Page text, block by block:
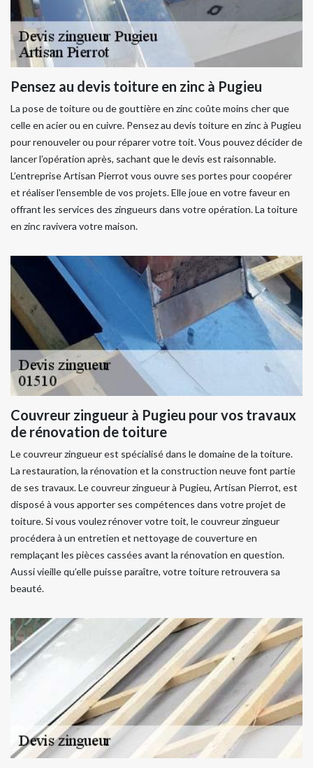
Pensez au devis toiture en zinc à Pugieu
La pose de toiture ou de gouttière en zinc coûte moins cher que
celle en acier ou en cuivre. Pensez au devis toiture en zinc à Pugieu
pour renouveler ou pour réparer votre toit. Vous pouvez décider de
lancer l’opération après, sachant que le devis est raisonnable.
L’entreprise Artisan Pierrot vous ouvre ses portes pour coopérer
et réaliser l'ensemble de vos projets. Elle joue en votre faveur en
offrant les services des zingueurs dans votre opération. La toiture
en zinc ravivera votre maison.
Couvreur zingueur à Pugieu pour vos travaux
de rénovation de toiture
Le couvreur zingueur est spécialisé dans le domaine de la toiture.
La restauration, la rénovation et la construction neuve font partie
de ses travaux. Le couvreur zingueur à Pugieu, Artisan Pierrot, est
disposé à vous apporter ses compétences dans votre projet de
toiture. Si vous voulez rénover votre toit, le couvreur zingueur
procédera à un entretien et nettoyage de couverture en
remplaçant les pièces cassées avant la rénovation en question.
Aussi vieille qu’elle puisse paraître, votre toiture retrouvera sa
beauté.